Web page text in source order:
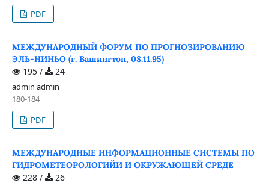
PDF
МЕЖДУНАРОДНЫЙ ФОРУМ ПО ПРОГНОЗИРОВАНИЮ
ЭЛЬ-НИНЬО (г. Вашингтон, 08.11.95)
195 / 24
admin admin
180-184
PDF
МЕЖДУНАРОДНЫЕ ИНФОРМАЦИОННЫЕ СИСТЕМЫ ПО
ГИДРОМЕТЕОРОЛОГИЙИ И ОКРУЖАЮЩЕЙ СРЕДЕ
228 / 26